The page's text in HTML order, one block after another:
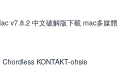
v7.8.2 中文破解版下載 mac多媒體
KONTAKT-ohsie